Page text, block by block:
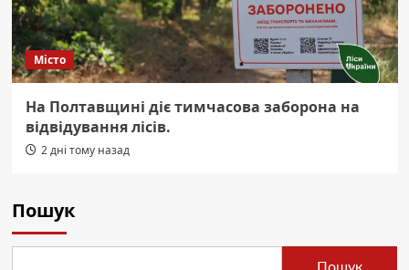
Місто
На Полтавщині діє тимчасова заборона на
відвідування лісів.
2 дні тому назад
Пошук
Пошук